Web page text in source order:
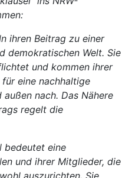
ihren Beitrag zu einer
demokratischen Welt. Sie
und kommen ihrer
eine nachhaltige
nach. Das Nähere
regelt die
bedeutet eine
und ihrer Mitglieder, die
auszurichten. Sie